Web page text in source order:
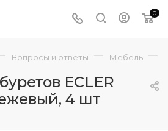
0
Вопросы и ответы — Мебель —
ECLER
4 шт